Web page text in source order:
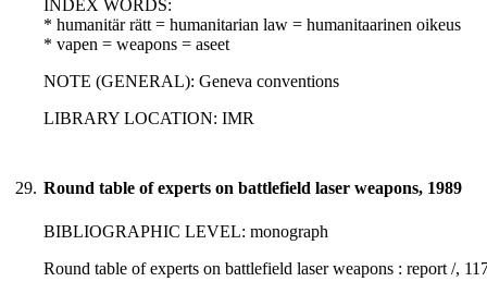
INDEX WORDS:
* humanitär rätt = humanitarian law = humanitaarinen oikeus
* vapen = weapons = aseet
NOTE (GENERAL): Geneva conventions
LIBRARY LOCATION: IMR
29. Round table of experts on battlefield laser weapons, 1989
BIBLIOGRAPHIC LEVEL: monograph
Round table of experts on battlefield laser weapons : report /,